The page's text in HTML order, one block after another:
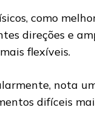
como
direções e
flexíveis.
nota
difíceis